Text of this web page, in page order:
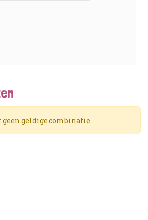
geldige combinatie.